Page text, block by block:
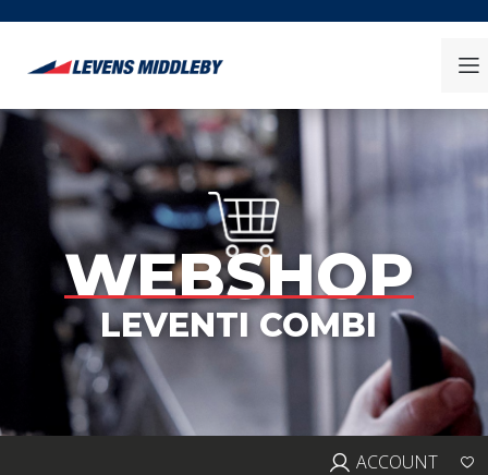
WEBSHOP
LEVENTI COMBI
ACCOUNT